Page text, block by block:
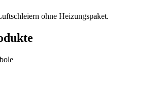
ohne Heizungspaket.